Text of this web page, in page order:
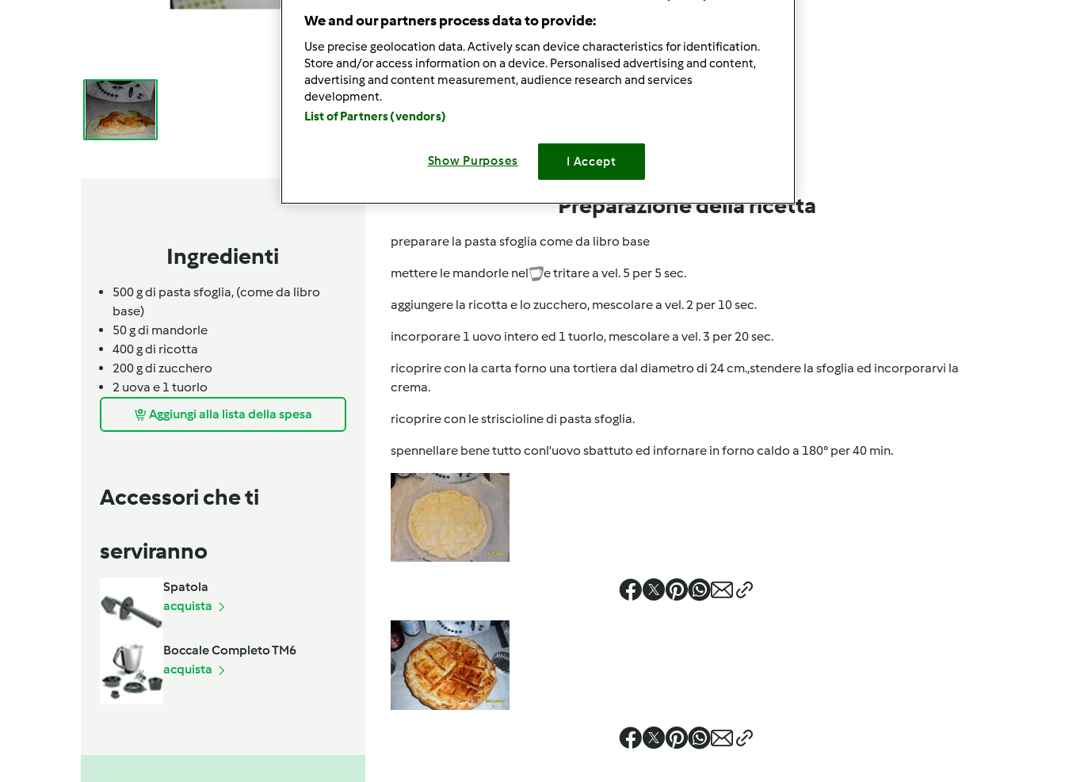
--
Ingredienti
500gdi pasta sfoglia, (come da libro
base)
50gdi mandorle
400gdi ricotta
200gdi zucchero
2 uova e 1 tuorlo
Aggiungi alla lista della spesa
Accessori che ti
serviranno
Spatola
acquista
Boccale Completo TM6
acquista
Preparazione della ricetta
preparare la pasta sfoglia come da libro base
mettere le mandorle nel e tritare a vel. 5 per 5 sec.
aggiungere la ricotta e lo zucchero, mescolare a vel. 2 per 10 sec.
incorporare 1 uovo intero ed 1 tuorlo, mescolare a vel. 3 per 20 sec.
ricoprire con la carta forno una tortiera dal diametro di 24 cm.,stendere la sfoglia ed incorporarvi la
crema.
ricoprire con le striscioline di pasta sfoglia.
spennellare bene tutto conl'uovo sbattuto ed infornare in forno caldo a 180° per 40 min.
We and our partners process data to provide:
Use precise geolocation data. Actively scan device characteristics for identification.
Store and/or access information on a device. Personalised advertising and content,
advertising and content measurement, audience research and services
development.
List of Partners (vendors)
Show Purposes I Accept